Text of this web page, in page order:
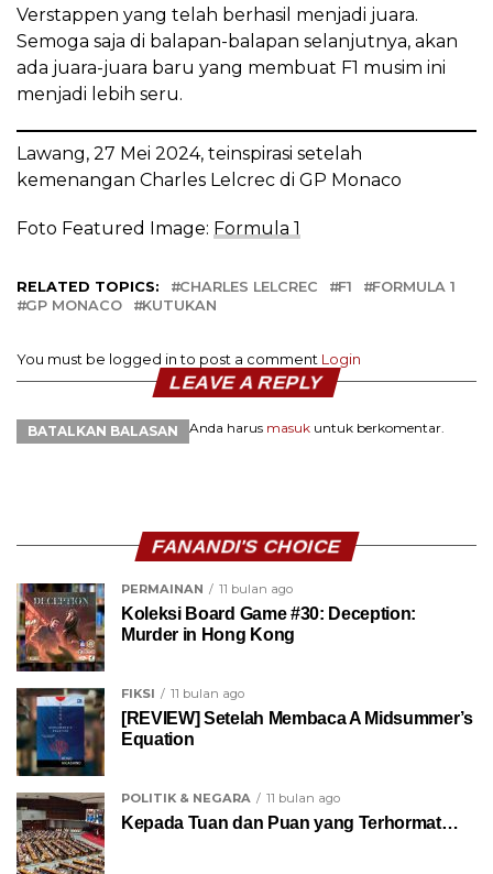
— Formula 1 (@F1)May 26, 2024
Verstappen yang telah berhasil menjadi juara.
Semoga saja di balapan-balapan selanjutnya, akan
ada juara-juara baru yang membuat F1 musim ini
menjadi lebih seru.
Lawang, 27 Mei 2024, teinspirasi setelah
kemenangan Charles Lelcrec di GP Monaco
Foto Featured Image: Formula 1
RELATED TOPICS: CHARLES LELCREC F1
FORMULA 1
GP MONACO
KUTUKAN
You must be logged in to post a comment Login
LEAVE A REPLY
BATALKAN BALASAN Anda harus masuk untuk berkomentar.
FANANDI'S CHOICE
PERMAINAN 11 bulan ago
Koleksi Board Game #30: Deception:
Murder in Hong Kong
FIKSI 11 bulan ago
[REVIEW] Setelah Membaca A Midsummer’s
Equation
POLITIK & NEGARA 11 bulan ago
Kepada Tuan dan Puan yang Terhormat…